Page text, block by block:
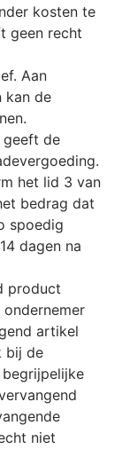
kosten te
geen recht
Aan
kan de
geeft de
het lid 3 van
bedrag dat
spoedig
dagen na
product
artikel
bij de
niet